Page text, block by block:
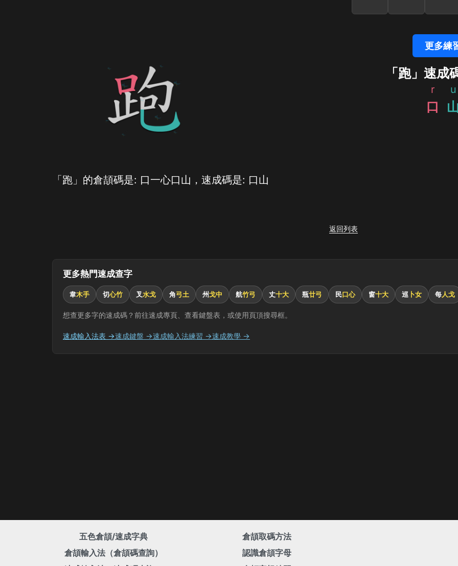
更多練
「跑」速成
r
口
u
「跑」的倉頡碼是: 口一心口山，速成碼是: 口山
返回列表
更多熱門速成查字
韋木手 切心竹 叉水戈 角弓土 州戈中 航竹弓 丈十大 瓶廿弓 民口心 窗十大 巡 卜女 每人戈
想查更多字的速成碼？前往速成專頁、查看鍵盤表，或使用頁頂搜尋框。
速成輸入法表 →速成鍵盤 →速成輸入法練習 →速成教學 →
五色倉頡/速成字典
倉頡輸入法（倉頡碼查詢）
倉頡取碼方法
認識倉頡字母